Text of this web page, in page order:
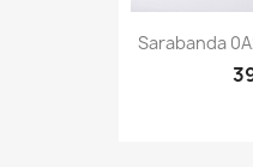
Sarabanda